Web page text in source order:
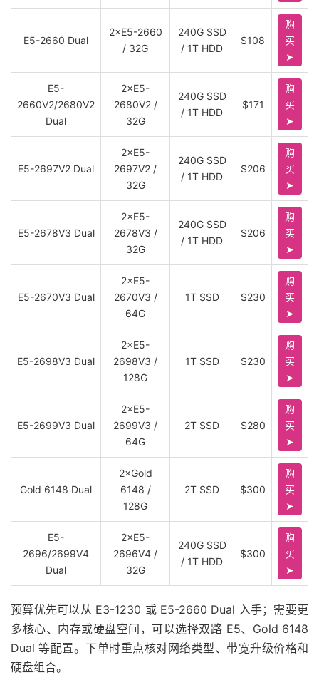
E5-2660 Dual
2×E5-2660
/ 32G
240G SSD
/ 1T HDD
$108
购
买
➤
E5-
2660V2/2680V2
Dual
2×E5-
2680V2 /
32G
240G SSD
/ 1T HDD
$171
购
买
➤
E5-2697V2 Dual
2×E5-
2697V2 /
32G
240G SSD
/ 1T HDD
$206
购
买
➤
E5-2678V3 Dual
2×E5-
2678V3 /
32G
240G SSD
/ 1T HDD
$206
购
买
➤
E5-2670V3 Dual
2×E5-
2670V3 /
64G
1T SSD $230
购
买
➤
E5-2698V3 Dual
2×E5-
2698V3 /
128G
1T SSD $230
购
买
➤
E5-2699V3 Dual
2×E5-
2699V3 /
64G
2T SSD $280
购
买
➤
Gold 6148 Dual
2×Gold
6148 /
128G
2T SSD $300
购
买
➤
E5-
2696/2699V4
Dual
2×E5-
2696V4 /
32G
240G SSD
/ 1T HDD
$300
购
买
➤
预算优先可以从 E3-1230 或 E5-2660 Dual 入手；需要更
多核心、内存或硬盘空间，可以选择双路 E5、Gold 6148
Dual 等配置。下单时重点核对网络类型、带宽升级价格和
硬盘组合。